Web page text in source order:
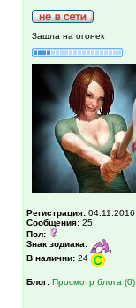
Зашла на огонек
Регистрация: 04.11.2016
Сообщения: 25
Пол:
Знак зодиака:
В наличии: 24
Блог: Просмотр блога (0)